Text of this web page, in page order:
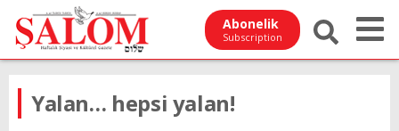
Abonelik
Subscription
Yalan… hepsi yalan!